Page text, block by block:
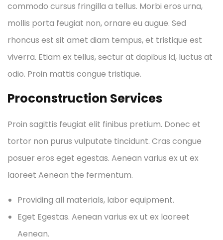
commodo cursus fringilla a tellus. Morbi eros urna,
mollis porta feugiat non, ornare eu augue. Sed
rhoncus est sit amet diam tempus, et tristique est
viverra. Etiam ex tellus, sectur at dapibus id, luctus at
odio. Proin mattis congue tristique.
Proconstruction Services
Proin sagittis feugiat elit finibus pretium. Donec et
tortor non purus vulputate tincidunt. Cras congue
posuer eros eget egestas. Aenean varius ex ut ex
laoreet Aenean the fermentum.
Providing all materials, labor equipment.
Eget Egestas. Aenean varius ex ut ex laoreet
Aenean.